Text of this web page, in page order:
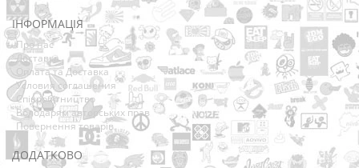
ІНФОРМАЦІЯ
Про нас
Доставка
Оплата та Доставка
Условия соглашения
Співробітництво
Володарям авторських прав
Повернення товарів
ДОДАТКОВО